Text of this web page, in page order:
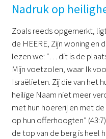
Nadruk op
Zoals reeds opgemerkt,
de HEERE, Zijn woning
lezen we: “… dit is de
Mijn voetzolen, waar Ik
Israëlieten. Zij die van het
heilige Naam niet meer
met hun hoererij en met
op hun offerhoogten”
de top van de berg is heel